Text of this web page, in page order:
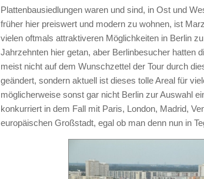
Plattenbausiedlungen waren und sind, in Ost und
früher hier preiswert und modern zu wohnen, ist
vielen oftmals attraktiveren Möglichkeiten in Berlin
Jahrzehnten hier getan, aber Berlinbesucher hatten
meist nicht auf dem Wunschzettel der Tour durch
geändert, sondern aktuell ist dieses tolle Areal für
möglicherweise sonst gar nicht Berlin zur Auswahl
konkurriert in dem Fall mit Paris, London, Madrid,
europäischen Großstadt, egal ob man denn nun in